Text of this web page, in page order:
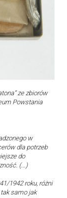
ze zbiorów
Powstania
w
dla potrzeb
do
(...)
1942 roku, różni
samo jak